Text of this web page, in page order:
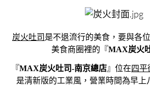
炭火吐司 是不退流行的美食，要與各
美食商圈裡的『MAX炭火
『MAX炭火吐司-南京總店』位在四平
是清新版的工業風，營業時間為早上